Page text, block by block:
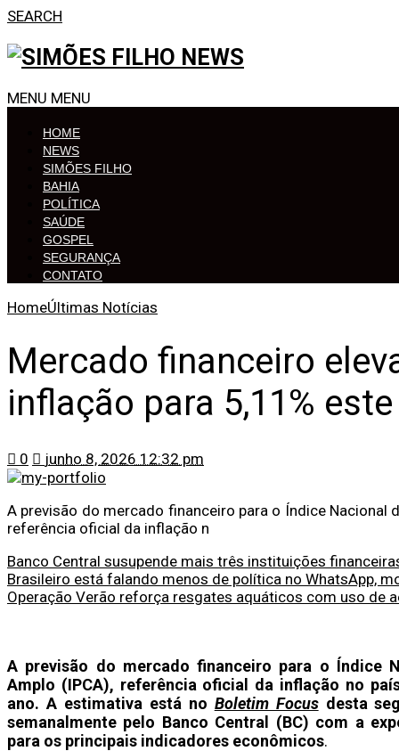
SEARCH
MENU MENU
HOME
NEWS
SIMÕES FILHO
BAHIA
POLÍTICA
SAÚDE
GOSPEL
SEGURANÇA
CONTATO
HomeÚltimas Notícias
Mercado financeiro
inflação para 5,11%
0 junho 8, 2026 12:32 pm
A previsão do mercado financeiro para o Índice Nacional
referência oficial da inflação n
Banco Central susupende mais três instituições
Brasileiro está falando menos de política no WhatsApp,
Operação Verão reforça resgates aquáticos com uso de
A previsão do mercado financeiro para o Índice
Amplo (IPCA), referência oficial da inflação no
ano. A estimativa está no Boletim Focusdesta
semanalmente pelo Banco Central (BC) com a
para os principais indicadores econômicos.